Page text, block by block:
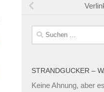
Suchen
nach:
STRANDGUCKER –
Keine Ahnung, aber